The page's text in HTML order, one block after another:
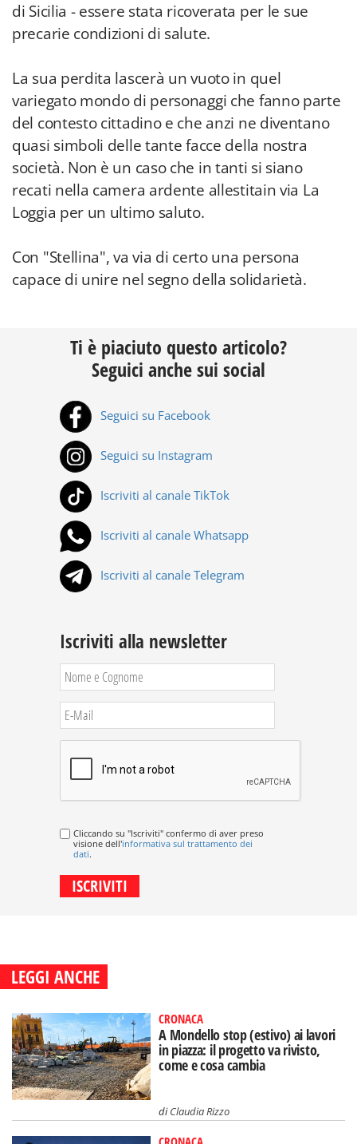
di Sicilia - essere stata ricoverata per le sue
precarie condizioni di salute.
La sua perdita lascerà un vuoto in quel
variegato mondo di personaggi che fanno parte
del contesto cittadino e che anzi ne diventano
quasi simboli delle tante facce della nostra
società. Non è un caso che in tanti si siano
recati nella camera ardente allestitain via La
Loggia per un ultimo saluto.
Con "Stellina", va via di certo una persona
capace di unire nel segno della solidarietà.
Ti è piaciuto questo articolo?
Seguici anche sui social
Seguici su Facebook
Seguici su Instagram
Iscriviti al canale TikTok
Iscriviti al canale Whatsapp
Iscriviti al canale Telegram
Iscriviti alla newsletter
Cliccando su "Iscriviti" confermo di aver preso
visione dell'informativa sul trattamento dei
dati.
LEGGI ANCHE
CRONACA
A Mondello stop (estivo) ai lavori
in piazza: il progetto va rivisto,
come e cosa cambia
diClaudia Rizzo